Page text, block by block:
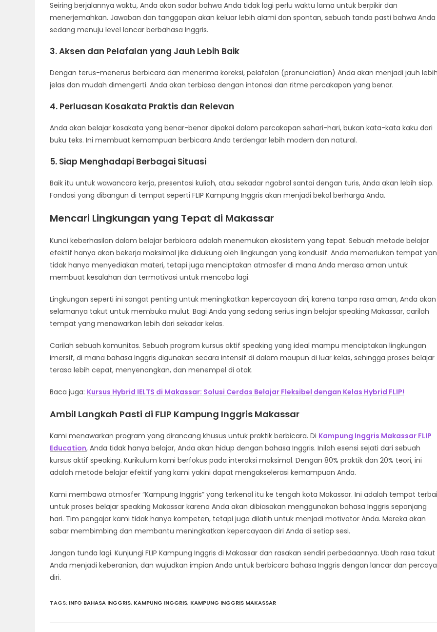
Seiring berjalannya waktu, Anda akan sadar bahwa Anda tidak lagi perlu waktu lama untuk berpikir dan
menerjemahkan. Jawaban dan tanggapan akan keluar lebih alami dan spontan, sebuah tanda pasti bahwa Anda
sedang menuju level lancar berbahasa Inggris.
3. Aksen dan Pelafalan yang Jauh Lebih Baik
Dengan terus-menerus berbicara dan menerima koreksi, pelafalan (pronunciation) Anda akan menjadi jauh
jelas dan mudah dimengerti. Anda akan terbiasa dengan intonasi dan ritme percakapan yang benar.
4. Perluasan Kosakata Praktis dan Relevan
Anda akan belajar kosakata yang benar-benar dipakai dalam percakapan sehari-hari, bukan kata-kata kaku dari
buku teks. Ini membuat kemampuan berbicara Anda terdengar lebih modern dan natural.
5. Siap Menghadapi Berbagai Situasi
Baik itu untuk wawancara kerja, presentasi kuliah, atau sekadar ngobrol santai dengan turis, Anda akan lebih siap.
Fondasi yang dibangun di tempat seperti FLIP Kampung Inggris akan menjadi bekal berharga Anda.
Mencari Lingkungan yang Tepat di Makassar
Kunci keberhasilan dalam belajar berbicara adalah menemukan ekosistem yang tepat. Sebuah metode belajar
efektif hanya akan bekerja maksimal jika didukung oleh lingkungan yang kondusif. Anda memerlukan tempat
tidak hanya menyediakan materi, tetapi juga menciptakan atmosfer di mana Anda merasa aman untuk
membuat kesalahan dan termotivasi untuk mencoba lagi.
Lingkungan seperti ini sangat penting untuk meningkatkan kepercayaan diri, karena tanpa rasa aman, Anda akan
selamanya takut untuk membuka mulut. Bagi Anda yang sedang serius ingin belajar speaking Makassar, carilah
tempat yang menawarkan lebih dari sekadar kelas.
Carilah sebuah komunitas. Sebuah program kursus aktif speaking yang ideal mampu menciptakan lingkungan
imersif, di mana bahasa Inggris digunakan secara intensif di dalam maupun di luar kelas, sehingga proses belajar
terasa lebih cepat, menyenangkan, dan menempel di otak.
Baca juga: Kursus Hybrid IELTS di Makassar: Solusi Cerdas Belajar Fleksibel dengan Kelas Hybrid FLIP!
Ambil Langkah Pasti di FLIP Kampung Inggris Makassar
Kami menawarkan program yang dirancang khusus untuk praktik berbicara. Di Kampung Inggris Makassar FLIP
Education, Anda tidak hanya belajar, Anda akan hidup dengan bahasa Inggris. Inilah esensi sejati dari sebuah
kursus aktif speaking. Kurikulum kami berfokus pada interaksi maksimal. Dengan 80% praktik dan 20% teori, ini
adalah metode belajar efektif yang kami yakini dapat mengakselerasi kemampuan Anda.
Kami membawa atmosfer “Kampung Inggris” yang terkenal itu ke tengah kota Makassar. Ini adalah tempat
untuk proses belajar speaking Makassar karena Anda akan dibiasakan menggunakan bahasa Inggris sepanjang
hari. Tim pengajar kami tidak hanya kompeten, tetapi juga dilatih untuk menjadi motivator Anda. Mereka akan
sabar membimbing dan membantu meningkatkan kepercayaan diri Anda di setiap sesi.
Jangan tunda lagi. Kunjungi FLIP Kampung Inggris di Makassar dan rasakan sendiri perbedaannya. Ubah rasa takut
Anda menjadi keberanian, dan wujudkan impian Anda untuk berbicara bahasa Inggris dengan lancar dan percaya
diri.
TAGS: INFO BAHASA INGGRIS, KAMPUNG INGGRIS, KAMPUNG INGGRIS MAKASSAR